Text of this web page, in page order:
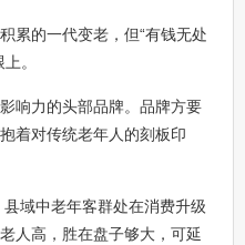
累的一代变老，但“有钱无处
。
响力的头部品牌。品牌方要
着对传统老年人的刻板印
域中老年客群处在消费升级
人高，胜在盘子够大，可延